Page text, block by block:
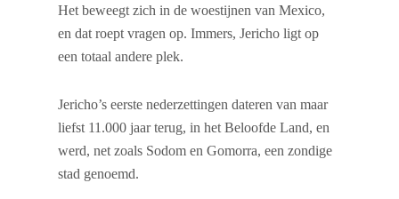
Het beweegt zich in de woestijnen van Mexico,
en dat roept vragen op. Immers, Jericho ligt op
een totaal andere plek.
Jericho’s eerste nederzettingen dateren van maar
liefst 11.000 jaar terug, in het Beloofde Land, en
werd, net zoals Sodom en Gomorra, een zondige
stad genoemd.